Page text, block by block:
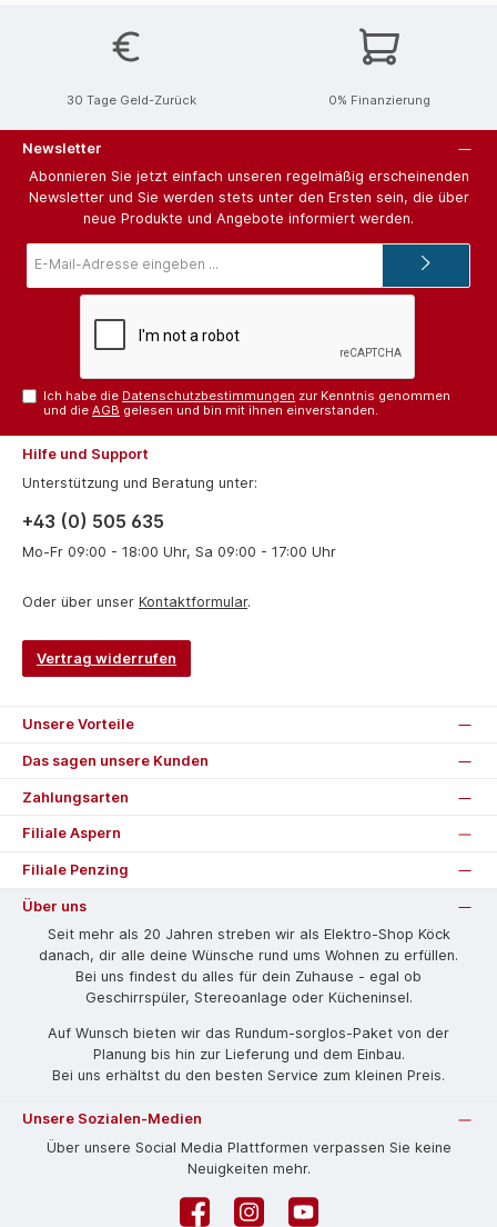
30 Tage Geld-Zurück 0% Finanzierung
Newsletter
Abonnieren Sie jetzt einfach unseren regelmäßig erscheinenden
Newsletter und Sie werden stets unter den Ersten sein, die über
neue Produkte und Angebote informiert werden.
Mail-
Ich habe die Datenschutzbestimmungen zur Kenntnis genommen
und dieAGB gelesen und bin mit ihnen einverstanden.
Hilfe und Support
Unterstützung und Beratung unter:
+43 (0) 505 635
Mo-Fr 09:00 - 18:00 Uhr, Sa 09:00 - 17:00 Uhr
Oder über unser Kontaktformular.
Vertrag widerrufen
Unsere Vorteile
Das sagen unsere Kunden
Zahlungsarten
Filiale Aspern
Filiale Penzing
Über uns
Seit mehr als 20 Jahren streben wir als Elektro-Shop Köck
danach, dir alle deine Wünsche rund ums Wohnen zu erfüllen.
Bei uns findest du alles für dein Zuhause - egal ob
Geschirrspüler, Stereoanlage oder Kücheninsel.
Auf Wunsch bieten wir das Rund­um-sorg­los-Pa­ket von der
Planung bis hin zur Lieferung und dem Einbau.
Bei uns erhältst du den besten Service zum kleinen Preis.
Unsere Sozialen-Medien
Über unsere Social Media Plattformen verpassen Sie keine
Neuigkeiten mehr.